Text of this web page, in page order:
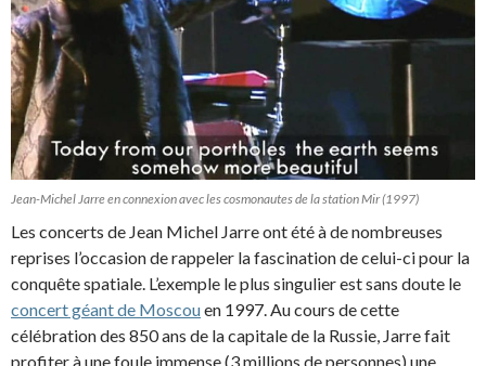
Jean-Michel Jarre en connexion avec les cosmonautes de la station Mir (1997)
Les concerts de Jean Michel Jarre ont été à de nombreuses
reprises l’occasion de rappeler la fascination de celui-ci pour la
conquête spatiale. L’exemple le plus singulier est sans doute le
concert géant de Moscouen 1997. Au cours de cette
célébration des 850 ans de la capitale de la Russie, Jarre fait
profiter à une foule immense (3 millions de personnes) une